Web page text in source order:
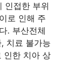
인접한 부위
로 인해 주
. 부산전체
치료 불가능
인한 치아 상